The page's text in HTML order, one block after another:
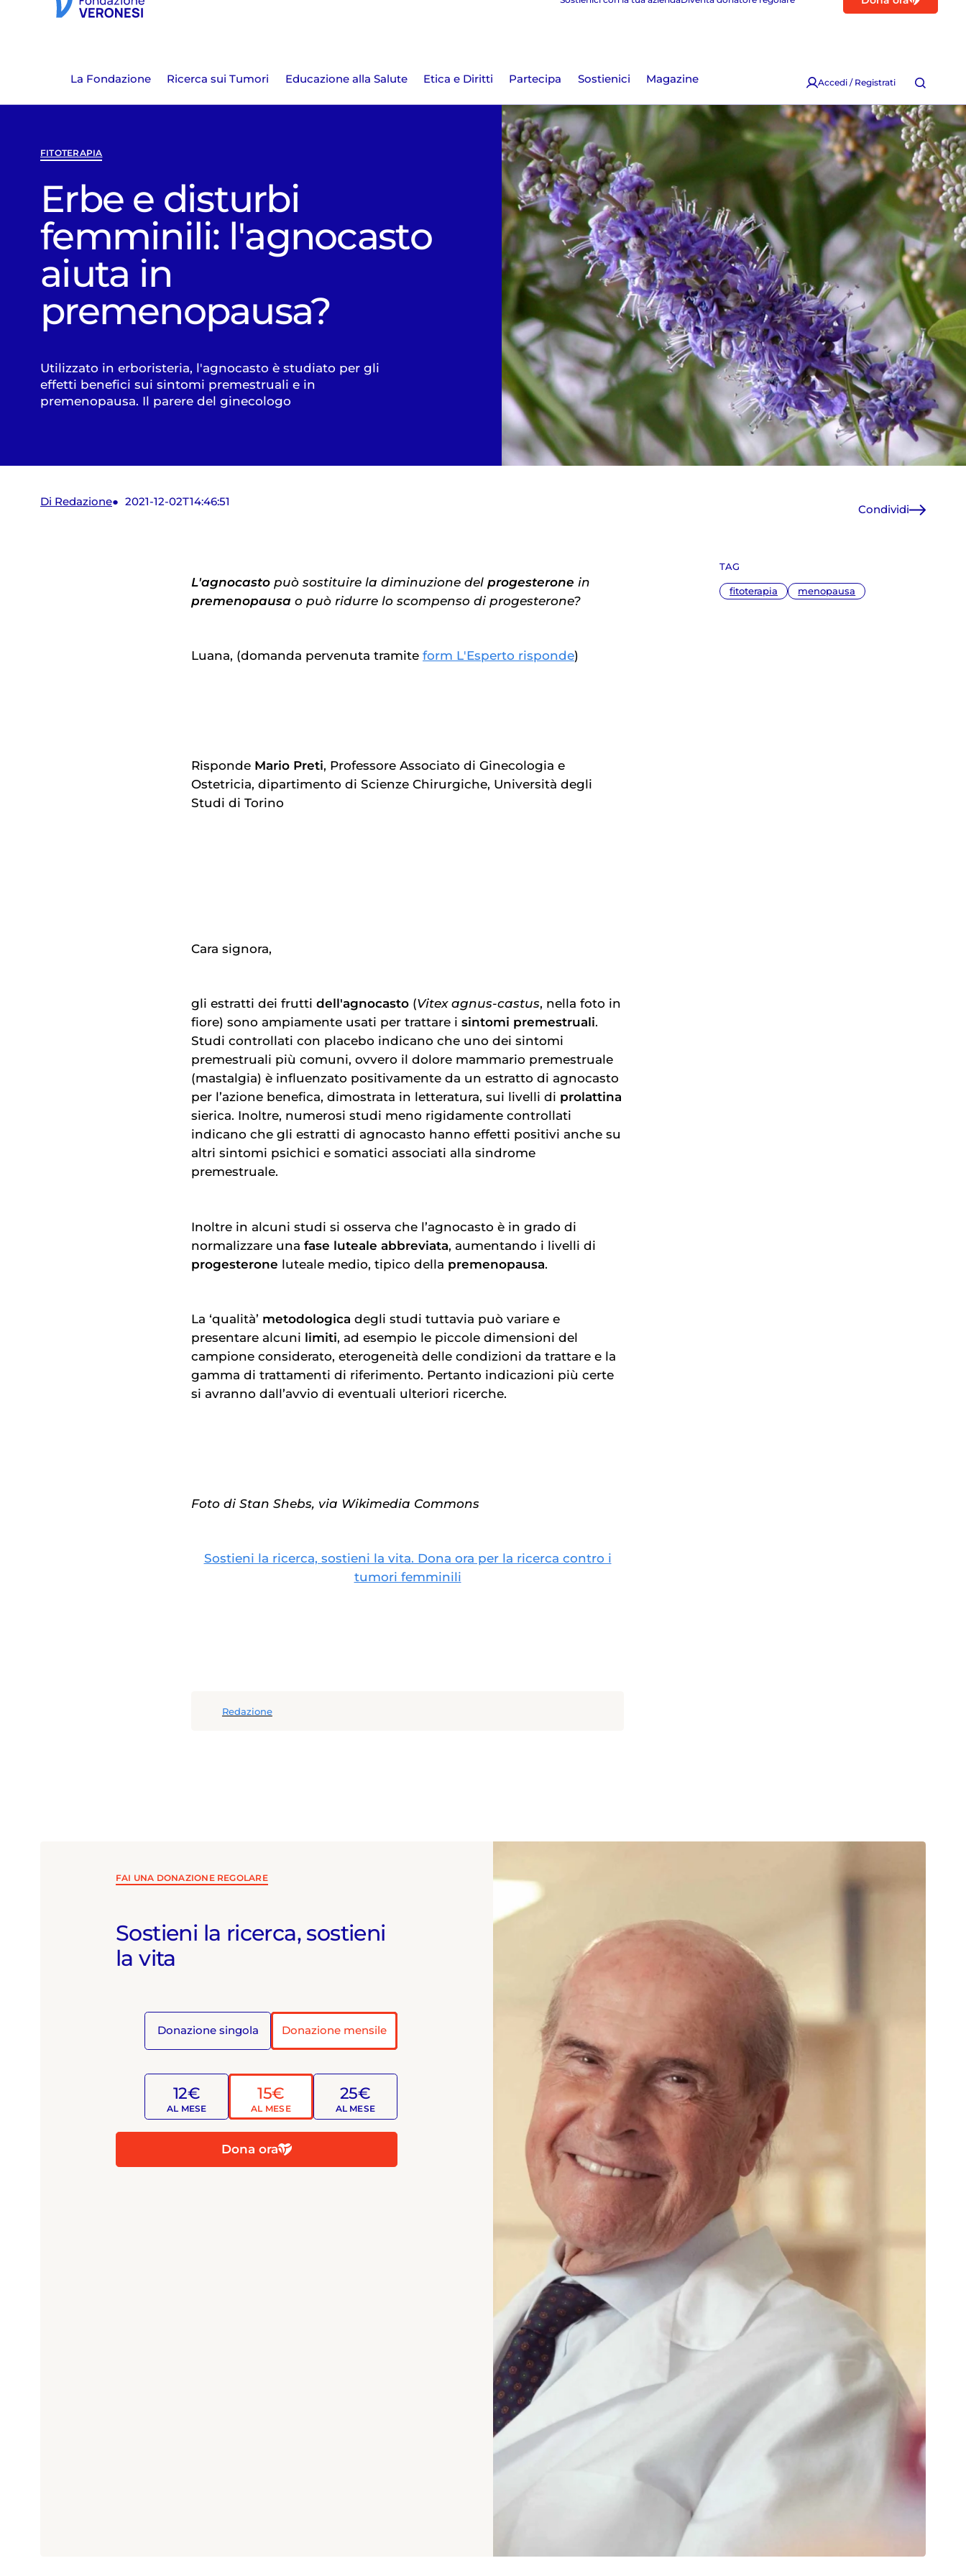
La Fondazione Ricerca sui Tumori Educazione alla Salute Etica e Diritti Partecipa Sostienici Magazine Accedi / Registrati
FITOTERAPIA
Erbe e disturbi
femminili: l'agnocasto
aiuta in
premenopausa?
Utilizzato in erboristeria, l'agnocasto è studiato per gli
effetti benefici sui sintomi premestruali e in
premenopausa. Il parere del ginecologo
Di Redazione 2021-12-02T14:46:51
Condividi
E-Mail
TAG
fitoterapia menopausa
L'agnocasto può sostituire la diminuzione del progesterone in
premenopausa o può ridurre lo scompenso di progesterone?
Luana, (domanda pervenuta tramite form L'Esperto risponde)
Risponde Mario Preti, Professore Associato di Ginecologia e
Ostetricia, dipartimento di Scienze Chirurgiche, Università degli
Studi di Torino
Cara signora,
gli estratti dei frutti dell'agnocasto (Vitex agnus-castus, nella foto in
fiore) sono ampiamente usati per trattare i sintomi premestruali.
Studi controllati con placebo indicano che uno dei sintomi
premestruali più comuni, ovvero il dolore mammario premestruale
(mastalgia) è influenzato positivamente da un estratto di agnocasto
per l’azione benefica, dimostrata in letteratura, sui livelli di prolattina
sierica. Inoltre, numerosi studi meno rigidamente controllati
indicano che gli estratti di agnocasto hanno effetti positivi anche su
altri sintomi psichici e somatici associati alla sindrome
premestruale.
Inoltre in alcuni studi si osserva che l’agnocasto è in grado di
normalizzare una fase luteale abbreviata, aumentando i livelli di
progesterone luteale medio, tipico della premenopausa.
La ‘qualità’ metodologica degli studi tuttavia può variare e
presentare alcuni limiti, ad esempio le piccole dimensioni del
campione considerato, eterogeneità delle condizioni da trattare e la
gamma di trattamenti di riferimento. Pertanto indicazioni più certe
si avranno dall’avvio di eventuali ulteriori ricerche.
Foto di Stan Shebs, via Wikimedia Commons
Sostieni la ricerca, sostieni la vita. Dona ora per la ricerca contro i
tumori femminili
Redazione
FAI UNA DONAZIONE REGOLARE
Sostieni la ricerca, sostieni
la vita
Donazione singola Donazione mensile
12€
AL MESE
15€
AL MESE
25€
AL MESE
Dona ora